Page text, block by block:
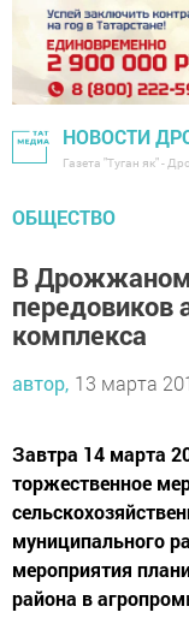
НОВОСТИ
Газета "Туган як" -
ОБЩЕСТВО
В Дрожжаном
передовиков
комплекса
автор, 13 марта
Завтра 14 марта
торжественное
муниципального
мероприятия
района в